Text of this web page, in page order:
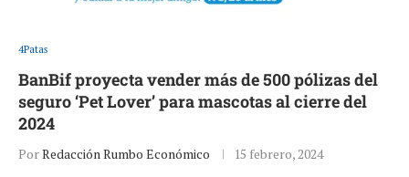
4Patas
BanBif proyecta vender más de 500 pólizas del
seguro ‘Pet Lover’ para mascotas al cierre del
2024
PorRedacción Rumbo Económico 15 febrero, 2024